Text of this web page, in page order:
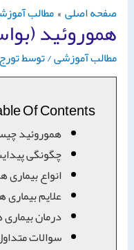
صفحه اصلی مطالبهموروئید
مطالب آموزشی/ توسط
Of Contents
هموروئید
چگونگی
انواع بیماری
علایم بیماری
درمان
سوالات